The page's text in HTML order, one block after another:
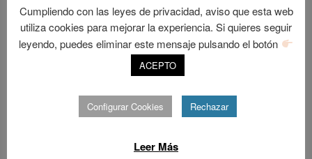
POSTED
ON
DICIEMBRE 30, 2015
LOLALANDIA
Los trolls del día a día
POSTED
ON
JUNIO 9, 2013
VIAJE AL MUNDO DE LOS SUEÑOS
Cumpliendo con las leyes de privacidad, aviso que esta web
utiliza cookies para mejorar la experiencia. Si quieres seguir
leyendo, puedes eliminar este mensaje pulsando el botón
ACEPTO
Configurar Cookies Rechazar
Leer Más